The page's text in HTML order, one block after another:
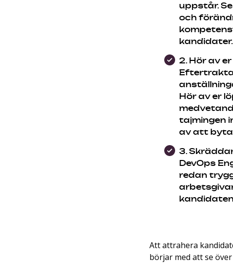
uppstår.
och
kandidater.
2. Hör av
Hör av er
tajmingen
av att byta
3.
DevOps
redan
Att attrahera
börjar med att se